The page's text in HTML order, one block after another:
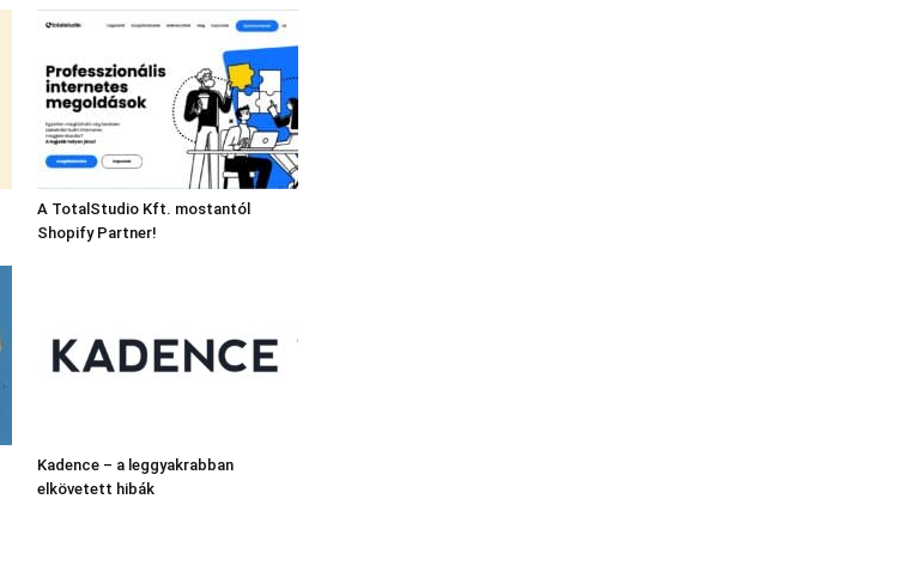
A TotalStudio Kft. mostantól
Shopify Partner!
Kadence – a leggyakrabban
elkövetett hibák